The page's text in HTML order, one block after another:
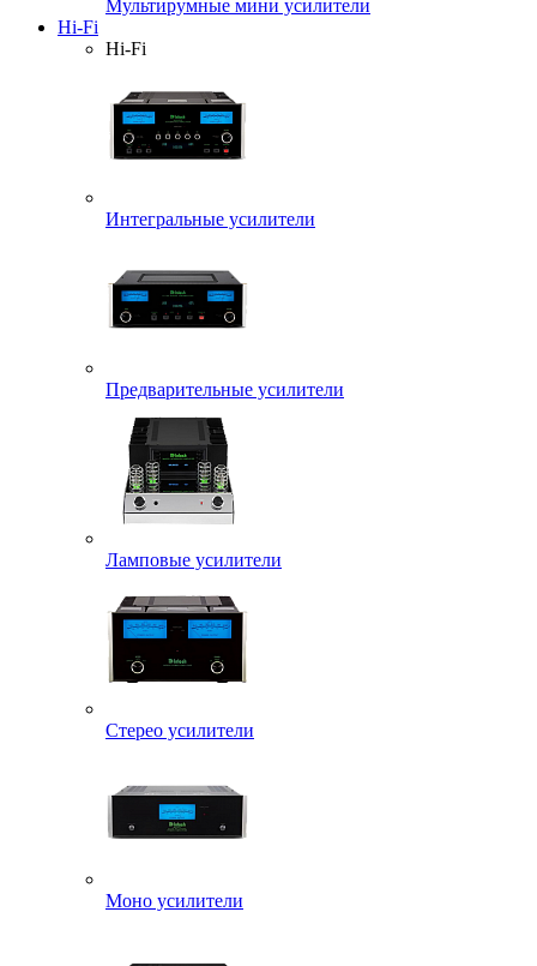
Мультирумные мини усилители
Hi-Fi
Hi-Fi
Интегральные усилители
Предварительные усилители
Ламповые усилители
Стерео усилители
Моно усилители